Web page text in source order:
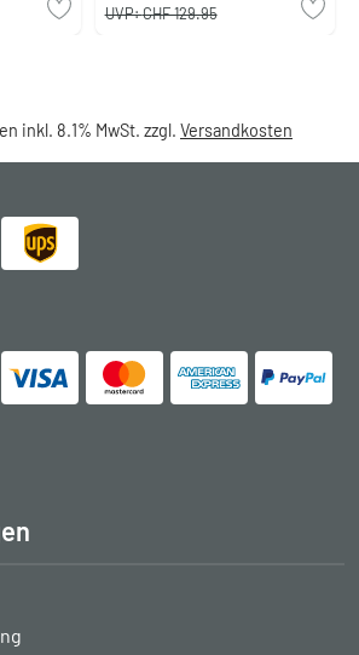
UVP:CHF 129.95
inkl. 8.1% MwSt. zzgl. Versandkosten